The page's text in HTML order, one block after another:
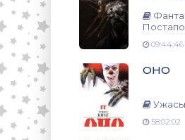
09:44:46
ОНО
58:02:02